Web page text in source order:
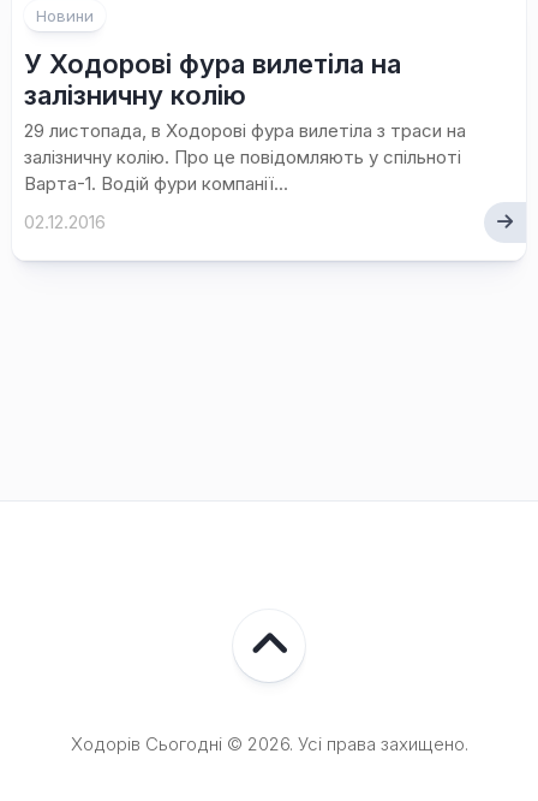
Новини
У Ходорові фура вилетіла на
залізничну колію
29 листопада, в Ходорові фура вилетіла з траси на
залізничну колію. Про це повідомляють у спільноті
Варта-1. Водій фури компанії...
02.12.2016
Ходорів Сьогодні © 2026. Усі права захищено.